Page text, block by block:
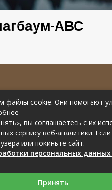
АВС
редакцией сайта: you-
файлы cookie. Они помогают
вы соглашаетесь с их
сервису веб-аналитики.
или покиньте сайт.
персональных
Принять